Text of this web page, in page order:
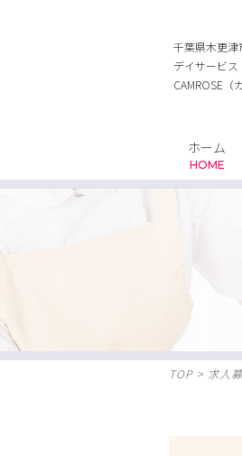
千葉県木更津
デイサービ
CAMROSE（
ホーム
HOME
TOP > 求人